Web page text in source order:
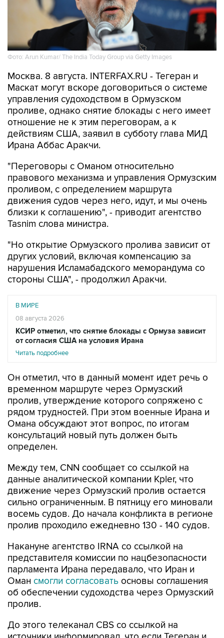
Фото: Arun Kumar/ The India Today Group via Getty Images
Москва. 8 августа. INTERFAX.RU - Тегеран и
Маскат могут вскоре договориться о системе
управления судоходством в Ормузском
проливе, однако снятие блокады с него имеет
отношение не к этим переговорам, а к
действиям США, заявил в субботу глава МИД
Ирана Аббас Аракчи.
"Переговоры с Оманом относительно
правового механизма и управления Ормузским
проливом, с определением маршрута
движения судов через него, идут, и мы очень
близки к соглашению", - приводит агентство
Tasnim слова министра.
"Но открытие Ормузского пролива зависит от
других условий, включая компенсацию за
нарушения Исламабадского меморандума со
стороны США", - продолжил Аракчи.
В МИРЕ
08 августа 2026
КСИР отметил, что снятие блокады с Ормуза зависит
от согласия США на условия Ирана
Читать подробнее
Он отметил, что в данный момент идет речь о
временном маршруте через Ормузский
пролив, утверждение которого сопряжено с
рядом трудностей. При этом военные Ирана и
Омана обсуждают этот вопрос, по итогам
консультаций новый путь должен быть
определен.
Между тем, CNN сообщает со ссылкой на
данные аналитической компании Kpler, что
движение через Ормузский пролив остается
сильно ограниченным. В пятницу его миновали
восемь судов. До начала конфликта в регионе
пролив проходило ежедневно 130 - 140 судов.
Накануне агентство IRNA со ссылкой на
представителя комиссии по нацбезопасности
парламента Ирана передавало, что Иран и
Оман смогли согласовать основы соглашения
об обеспечении судоходства через Ормузский
пролив.
До этого телеканал CBS со ссылкой на